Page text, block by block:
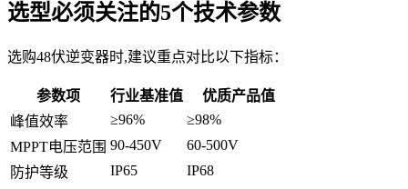
选型必须关注的5个技术参数
选购48伏逆变器时,建议重点对比以下指标：
参数项 行业基准值
优质产品值
峰值效率
≥96%
≥98%
MPPT电压范围 90-450V
60-500V
防护等级
IP65
IP68